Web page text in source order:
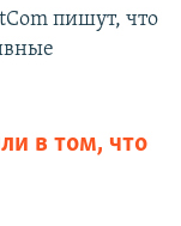
пишут, что
в том, что